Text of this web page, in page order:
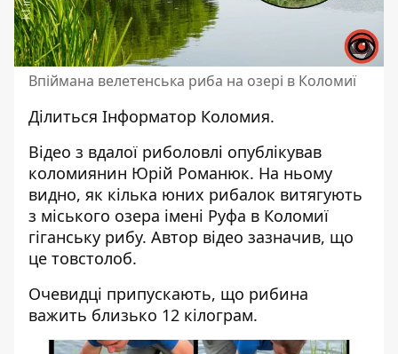
Впіймана велетенська риба на озері в Коломиї
Ділиться Інформатор Коломия.
Відео з вдалої риболовлі опублікував
коломиянин Юрій Романюк. На ньому
видно, як кілька юних рибалок витягують
з міського озера імені Руфа в Коломиї
гіганську рибу. Автор відео зазначив, що
це товстолоб.
Очевидці припускають, що рибина
важить близько 12 кілограм.